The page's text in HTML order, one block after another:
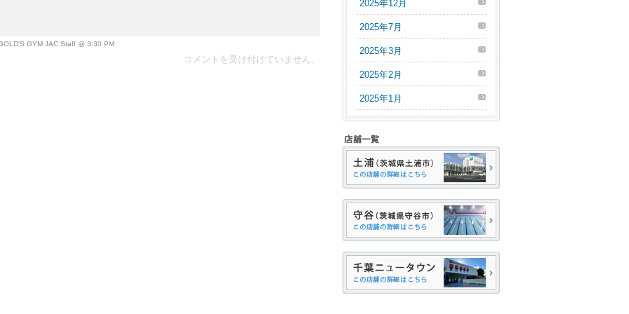
GYM JAC Staff @ 3:30 PM
コメントを受け付けていません。
2025年12月
2025年7月
2025年3月
2025年2月
2025年1月